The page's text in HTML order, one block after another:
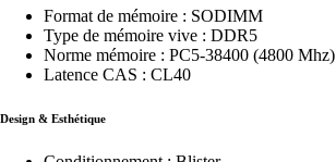
Format de mémoire : SODIMM
Type de mémoire vive : DDR5
Norme mémoire : PC5-38400 (4800 Mhz)
Latence CAS : CL40
Design & Esthétique